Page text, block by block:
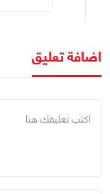
اضافة تعليق